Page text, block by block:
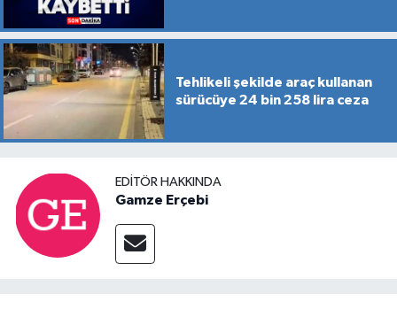
Tehlikeli şekilde araç kullanan
sürücüye 24 bin 258 lira ceza
EDITÖR HAKKINDA
Gamze Erçebi